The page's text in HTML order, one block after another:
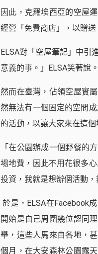
因此，克羅埃西亞的空屋
經營「免費商店」，以贈
ELSA對「空屋筆記」中引
意義的事。」ELSA笑著說。
然而在臺灣，佔領空屋實
然無法有一個固定的空間
的活動，以讓大家來在這
「在公園辦成一個野餐的
場地費，因此不用花很多
投資，我就是想辦個活動，
於是，ELSA在Facebook
開始是自己周圍幾位認同
舉，這些人馬來自各地，
個月，在大安森林公園露